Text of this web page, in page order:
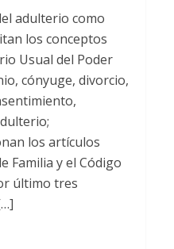
adulterio como
los conceptos
Usual del Poder
cónyuge, divorcio,
los artículos
Familia y el Código
último tres